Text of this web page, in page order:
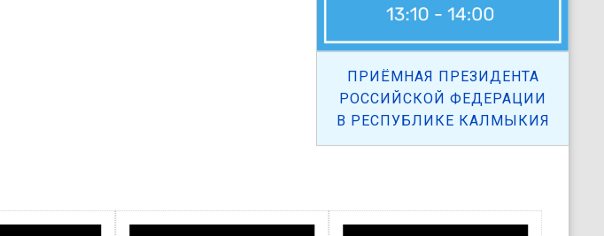
ПРИЁМНАЯ ПРЕЗИДЕНТА
РОССИЙСКОЙ ФЕДЕРАЦИИ
В РЕСПУБЛИКЕ КАЛМЫКИЯ